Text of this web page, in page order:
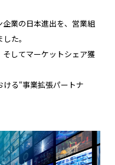
業の日本進出を、営業組
た。
してマーケットシェア獲
る“事業拡張パートナ